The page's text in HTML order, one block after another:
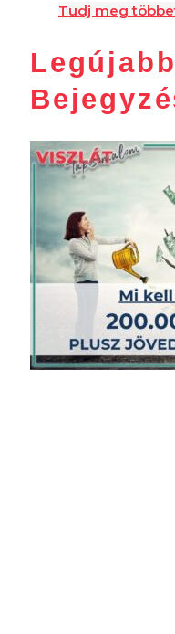
Tudj meg
Legújabb